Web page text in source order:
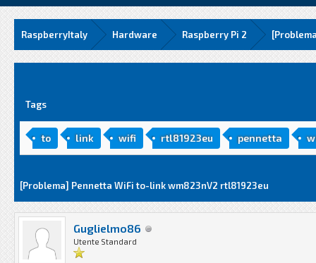
RaspberryItaly Hardware Raspberry Pi 2
Tags
to link wifi rtl81923eu pennetta
[Problema] Pennetta WiFi to-link wm823nV2 rtl81923eu
Guglielmo86
Utente Standard